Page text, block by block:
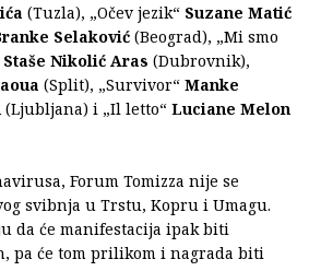
(Tuzla), „Očev jezik“ Suzane Matić
Selaković (Beograd), „Mi smo
Staše Nikolić Aras (Dubrovnik),
(Split), „Survivor“ Manke
(Ljubljana) i „Il letto“ Luciane Melon
Forum Tomizza nije se
svibnja u Trstu, Kopru i Umagu.
da će manifestacija ipak biti
pa će tom prilikom i nagrada biti